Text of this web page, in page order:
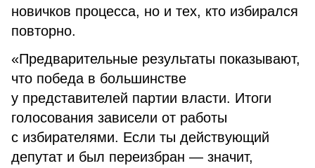
новичков процесса, но и тех, кто избирался
повторно.
«Предварительные результаты показывают,
что победа в большинстве
у представителей партии власти. Итоги
голосования зависели от работы
с избирателями. Если ты действующий
депутат и был переизбран — значит,